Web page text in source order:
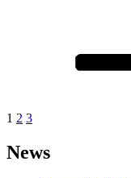
Beiträge
1 2 3
News